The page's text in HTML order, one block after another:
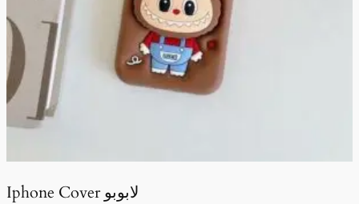
Iphone Cover لابوبو